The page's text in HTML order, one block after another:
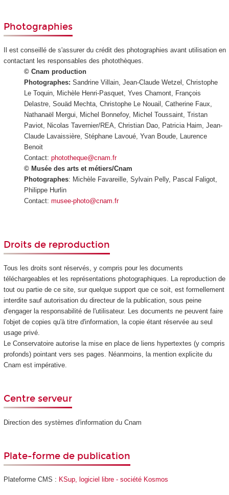
Photographies
Il est conseillé de s'assurer du crédit des photographies avant utilisation en
contactant les responsables des photothèques.
© Cnam production
Photographes: Sandrine Villain, Jean-Claude Wetzel, Christophe
Le Toquin, Michèle Henri-Pasquet, Yves Chamont, François
Delastre, Souäd Mechta, Christophe Le Nouail, Catherine Faux,
Nathanaël Mergui, Michel Bonnefoy, Michel Toussaint, Tristan
Paviot, Nicolas Tavernier/REA, Christian Dao, Patricia Haim, Jean-
Claude Lavaissière, Stéphane Lavoué, Yvan Boude, Laurence
Benoit
Contact: phototheque@cnam.fr
© Musée des arts et métiers/Cnam
Photographes: Michèle Favareille, Sylvain Pelly, Pascal Faligot,
Philippe Hurlin
Contact: musee-photo@cnam.fr
Droits de reproduction
Tous les droits sont réservés, y compris pour les documents
téléchargeables et les représentations photographiques. La reproduction de
tout ou partie de ce site, sur quelque support que ce soit, est formellement
interdite sauf autorisation du directeur de la publication, sous peine
d'engager la responsabilité de l'utilisateur. Les documents ne peuvent faire
l'objet de copies qu'à titre d'information, la copie étant réservée au seul
usage privé.
Le Conservatoire autorise la mise en place de liens hypertextes (y compris
profonds) pointant vers ses pages. Néanmoins, la mention explicite du
Cnam est impérative.
Centre serveur
Direction des systèmes d'information du Cnam
Plate-forme de publication
Plateforme CMS : KSup, logiciel libre - société Kosmos